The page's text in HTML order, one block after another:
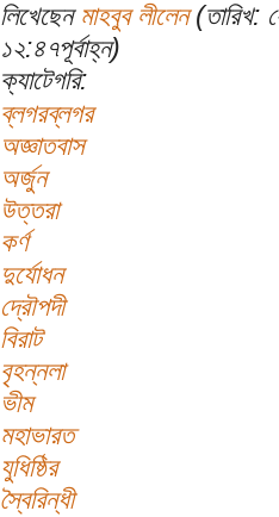
লিখেছেন মাহবুব লীলেন(তারিখ:
১২:৪৭পূর্বাহ্ন)
ক্যাটেগরি:
ব্লগরব্লগর
অজ্ঞাতবাস
অর্জুন
উত্তরা
কর্ণ
দুর্যোধন
দ্রৌপদী
বিরাট
বৃহন্নলা
ভীম
মহাভারত
যুধিষ্ঠির
স্বৈরিন্ধী